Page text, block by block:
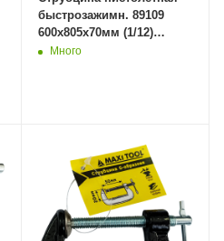
быстрозажимн. 89109
600x805x70мм (1/12)
MaxiTool
Много